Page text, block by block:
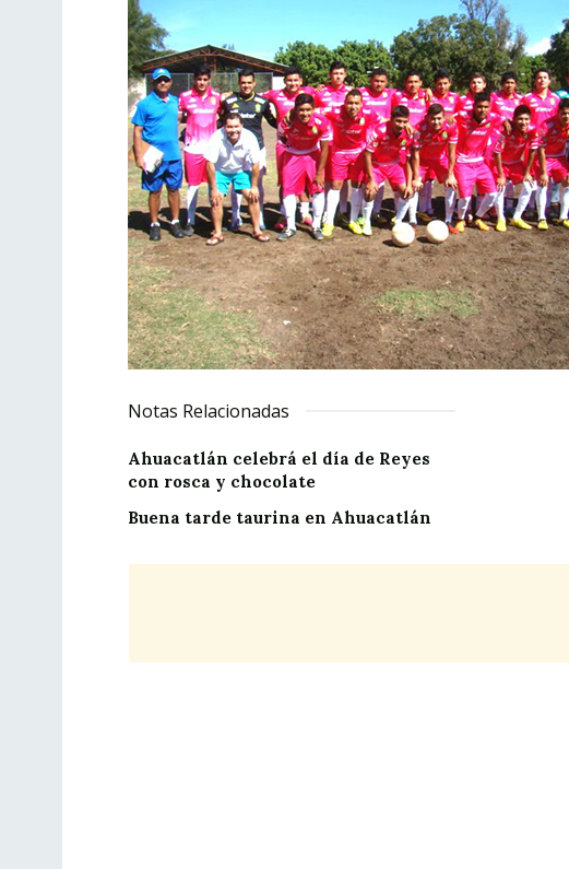
Notas Relacionadas
Ahuacatlán celebrá el día de Reyes
con rosca y chocolate
Buena tarde taurina en Ahuacatlán